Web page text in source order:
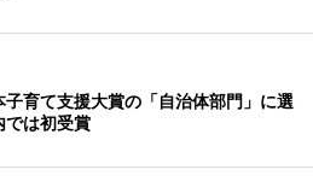
子育て支援大賞の「自治体部門」に選
は初受賞